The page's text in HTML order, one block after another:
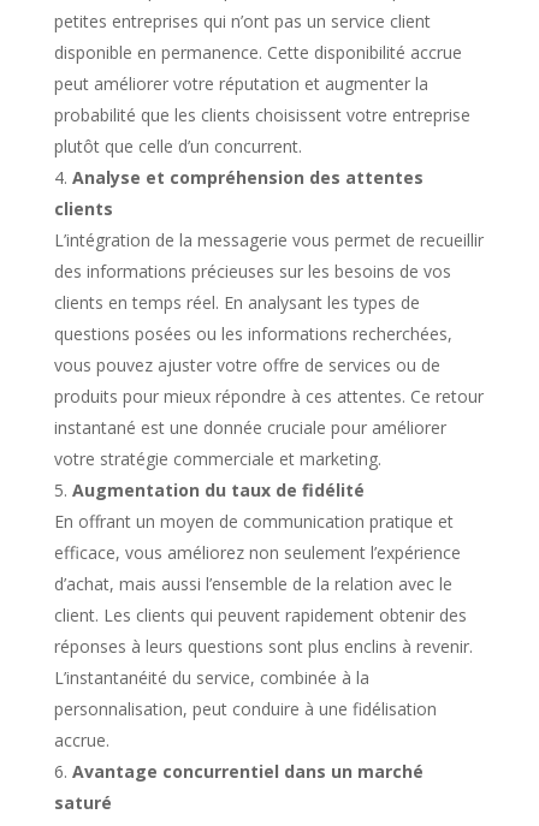
petites entreprises qui n’ont pas un service client
disponible en permanence. Cette disponibilité accrue
peut améliorer votre réputation et augmenter la
probabilité que les clients choisissent votre entreprise
plutôt que celle d’un concurrent.
Analyse et compréhension des attentes
clients
L’intégration de la messagerie vous permet de recueillir
des informations précieuses sur les besoins de vos
clients en temps réel. En analysant les types de
questions posées ou les informations recherchées,
vous pouvez ajuster votre offre de services ou de
produits pour mieux répondre à ces attentes. Ce retour
instantané est une donnée cruciale pour améliorer
votre stratégie commerciale et marketing.
Augmentation du taux de fidélité
En offrant un moyen de communication pratique et
efficace, vous améliorez non seulement l’expérience
d’achat, mais aussi l’ensemble de la relation avec le
client. Les clients qui peuvent rapidement obtenir des
réponses à leurs questions sont plus enclins à revenir.
L’instantanéité du service, combinée à la
personnalisation, peut conduire à une fidélisation
accrue.
Avantage concurrentiel dans un marché
saturé